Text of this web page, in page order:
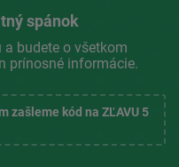
spánok
a budete o všetkom
prínosné informácie.
zašleme kód na ZĽAVU 5